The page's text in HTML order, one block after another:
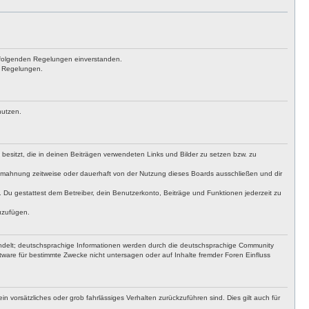
Regelungen einverstanden.
die in deinen Beiträgen verwendeten Links und Bilder zu setzen bzw. zu
zeitweise oder dauerhaft von der Nutzung dieses Boards ausschließen und dir
gestattest dem Betreiber, dein Benutzerkonto, Beiträge und Funktionen jederzeit zu
deutschsprachige Informationen werden durch die deutschsprachige Community
für bestimmte Zwecke nicht untersagen oder auf Inhalte fremder Foren Einfluss
vorsätzliches oder grob fahrlässiges Verhalten zurückzuführen sind. Dies gilt auch für